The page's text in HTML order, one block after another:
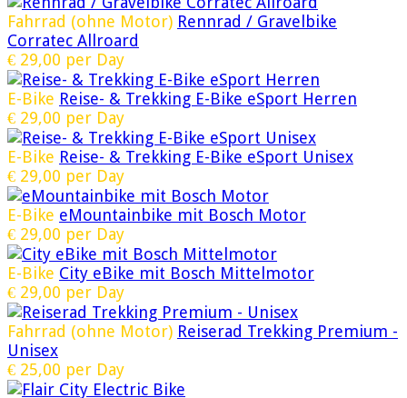
Fahrrad (ohne Motor) Rennrad / Gravelbike
Corratec Allroard
€ 29,00 per Day
E-Bike Reise- & Trekking E-Bike eSport Herren
€ 29,00 per Day
E-Bike Reise- & Trekking E-Bike eSport Unisex
€ 29,00 per Day
E-Bike eMountainbike mit Bosch Motor
€ 29,00 per Day
E-Bike City eBike mit Bosch Mittelmotor
€ 29,00 per Day
Fahrrad (ohne Motor) Reiserad Trekking Premium -
Unisex
€ 25,00 per Day